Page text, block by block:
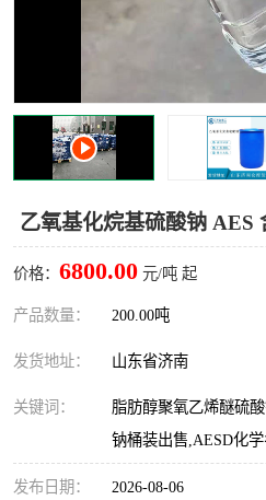
乙氧基化烷基硫酸钠 AES
价格： 6800.00 元/吨 起
产品数量： 200.00吨
发货地址： 山东省济南
关键词：
脂肪醇聚氧乙烯醚硫
钠桶装出售,AESD化
发布日期： 2026-08-06
丙二醇甲醚醋酸酯
醛类
酯类
烷烃化工原料
水处理助剂